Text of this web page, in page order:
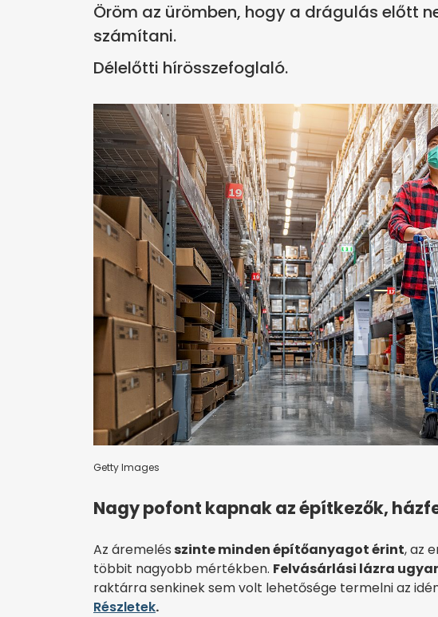
Öröm az ürömben, hogy a drágulás előtt
számítani.
Délelőtti hírösszefoglaló.
Getty Images
Nagy pofont kapnak az építkezők,
Az áremelés szinte minden építőanyagot érint, az
többit nagyobb mértékben. Felvásárlási lázra
raktárra senkinek sem volt lehetősége termelni az
Részletek.